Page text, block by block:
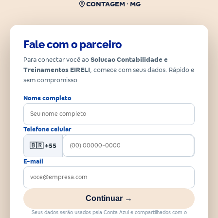
CONTAGEM · MG
Fale com o parceiro
Para conectar você ao Solucao Contabilidade e
Treinamentos EIRELI, comece com seus dados. Rápido e
sem compromisso.
Nome completo
Telefone celular
🇧🇷 +55
E-mail
Continuar →
Seus dados serão usados pela Conta Azul e compartilhados com o